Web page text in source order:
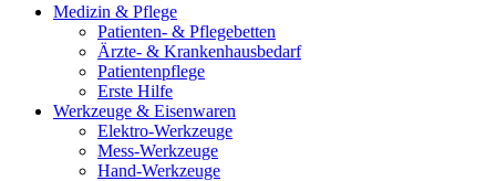
Medizin & Pflege
Patienten- & Pflegebetten
Ärzte- & Krankenhausbedarf
Patientenpflege
Erste Hilfe
Werkzeuge & Eisenwaren
Elektro-Werkzeuge
Mess-Werkzeuge
Hand-Werkzeuge